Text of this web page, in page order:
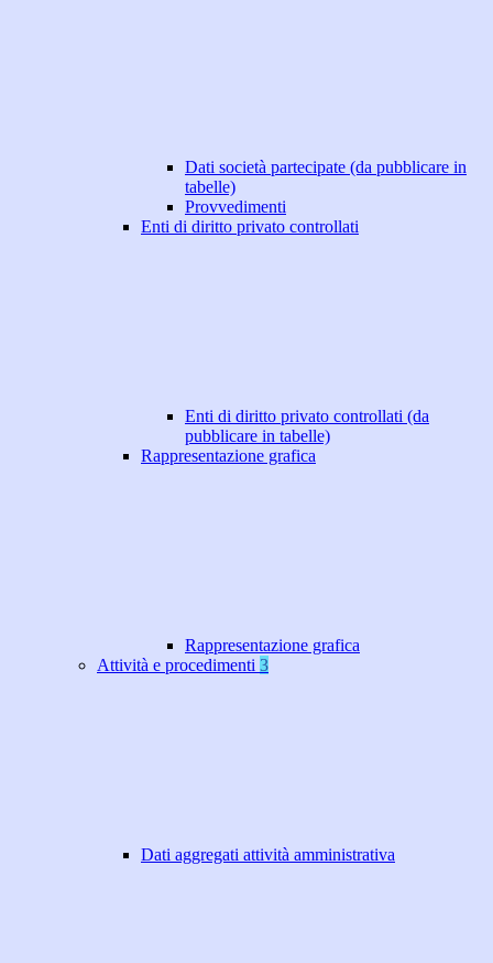
Dati società partecipate (da pubblicare in
tabelle)
Provvedimenti
Enti di diritto privato controllati
Enti di diritto privato controllati (da
pubblicare in tabelle)
Rappresentazione grafica
Rappresentazione grafica
Attività e procedimenti 3
Dati aggregati attività amministrativa